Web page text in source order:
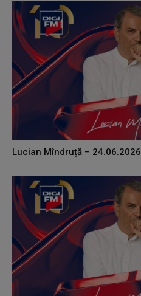
Lucian Mîndruță – 24.06.2026